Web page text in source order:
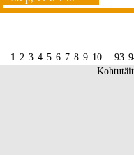
1 2 3 4 5 6 7 8 9 10 ... 93